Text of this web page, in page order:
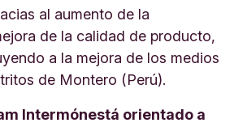
al aumento de la
de la calidad de producto,
a la mejora de los medios
de Montero (Perú).
Intermónestá orientado a